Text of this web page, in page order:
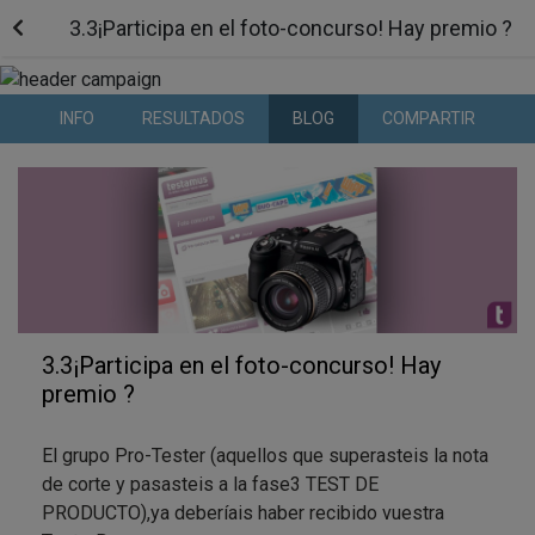
3.3¡Participa en el foto-concurso! Hay premio ?
INFO RESULTADOS BLOG COMPARTIR
3.3¡Participa en el foto-concurso! Hay
premio ?
El grupo Pro-Tester (aquellos que superasteis la nota
de corte y pasasteis a la fase3 TEST DE
PRODUCTO),ya deberíais haber recibido vuestra